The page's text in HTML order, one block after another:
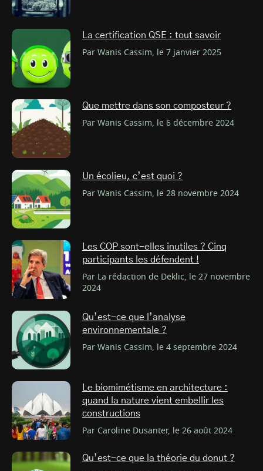
La certification QSE : tout savoir
Par Wanis Cassim, le 7 janvier 2025
Que mettre dans son composteur ?
Par Wanis Cassim, le 6 décembre 2024
Un écolieu, c’est quoi ?
Par Wanis Cassim, le 28 novembre 2024
Les COP sont-elles inutiles ? Cinq
participants les défendent !
Par La rédaction de Deklic, le 27 novembre
2024
Qu’est-ce que l’analyse
environnementale ?
Par Wanis Cassim, le 4 septembre 2024
Le biomimétisme en architecture :
quand la nature vient embellir les
constructions
Par Caroline Dusanter, le 26 août 2024
Qu’est-ce que la théorie du donut ?